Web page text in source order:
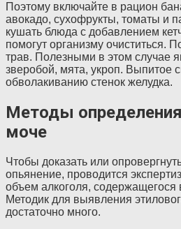
Поэтому включайте в рацион
авокадо, сухофрукты, томаты и
кушать блюда с добавлением
помогут организму очиститься.
трав. Полезными в этом случае
зверобой, мята, укроп. Выпитое
обволакиванию стенок желудка.
Методы
моче
Чтобы доказать или
опьянение, проводится
объем алкоголя, содержащегося
Методик для выявления
достаточно много.